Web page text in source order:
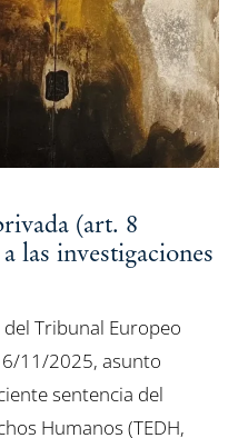
(art. 8
las investigaciones
Tribunal Europeo
11/2025, asunto
sentencia del
Humanos (TEDH,